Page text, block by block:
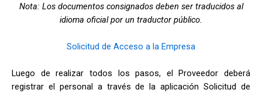
Nota: Los documentos consignados deben ser traducidos al
idioma oficial por un traductor público.
Solicitud de Acceso a la Empresa
Luego de realizar todos los pasos, el Proveedor deberá
registrar el personal a través de la aplicación Solicitud de